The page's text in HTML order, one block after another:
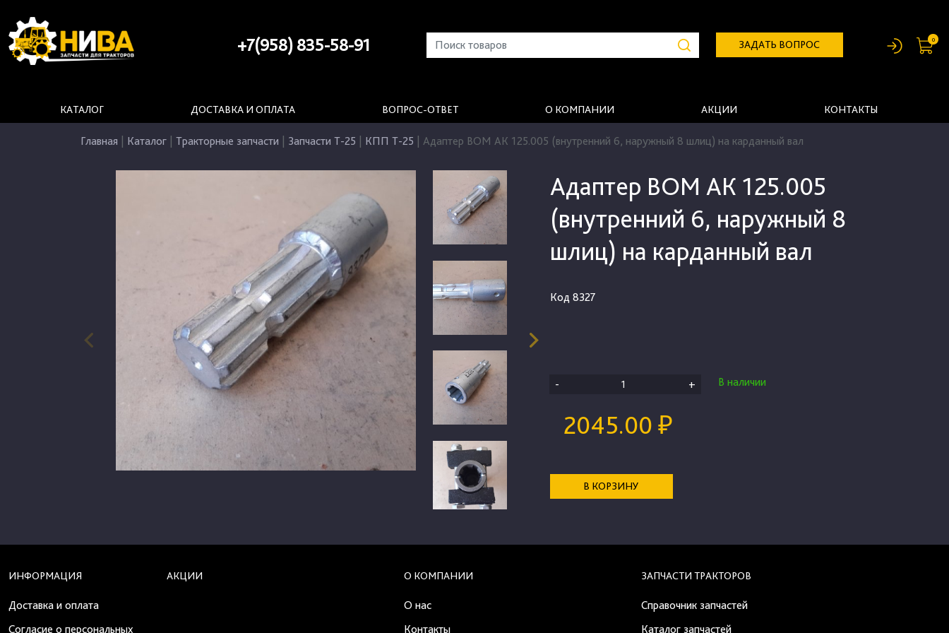
+7(958) 835-58-91 ЗАДАТЬ ВОПРОС 0
КАТАЛОГ ДОСТАВКА И ОПЛАТА ВОПРОС-ОТВЕТ О КОМПАНИИ АКЦИИ КОНТАКТЫ
Главная Каталог Тракторные запчасти Запчасти Т-25 КПП Т-25 Адаптер ВОМ АК 125.005 (внутренний 6, наружный 8 шлиц) на карданный вал
Адаптер ВОМ АК 125.005
(внутренний 6, наружный 8
шлиц) на карданный вал
Код 8327
- + В наличии
2045.00 ₽
В КОРЗИНУ
ИНФОРМАЦИЯ
Доставка и оплата
Согласие о персональных
АКЦИИ О КОМПАНИИ
О нас
Контакты
ЗАПЧАСТИ ТРАКТОРОВ
Справочник запчастей
Каталог запчастей